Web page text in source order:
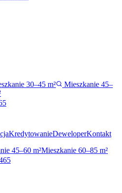
30–45 m²
Mieszkanie 45–
KredytowanieDeweloperKontakt
45–60 m²Mieszkanie 60–85 m²